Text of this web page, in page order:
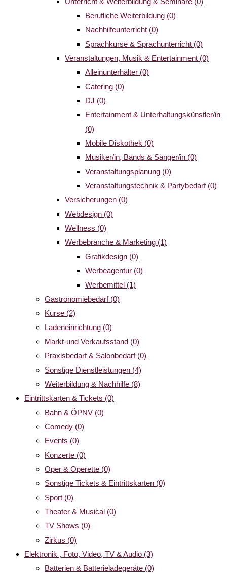
Berufliche Weiterbildung (0)
Nachhilfeunterricht (0)
Sprachkurse & Sprachunterricht (0)
Veranstaltungen, Musik & Entertainment (0)
Alleinunterhalter (0)
Catering (0)
DJ (0)
Entertainment & Unterhaltungskünstler/in
(0)
Mobile Diskothek (0)
Musiker/in, Bands & Sänger/in (0)
Veranstaltungsplanung (0)
Veranstaltungstechnik & Partybedarf (0)
Versicherungen (0)
Webdesign (0)
Wellness (0)
Werbebranche & Marketing (1)
Grafikdesign (0)
Werbeagentur (0)
Werbemittel (1)
Gastronomiebedarf (0)
Kurse (2)
Ladeneinrichtung (0)
Markt-und Verkaufsstand (0)
Praxisbedarf & Salonbedarf (0)
Sonstige Dienstleistungen (4)
Weiterbildung & Nachhilfe (8)
Eintrittskarten & Tickets (0)
Bahn & ÖPNV (0)
Comedy (0)
Events (0)
Konzerte (0)
Oper & Operette (0)
Sonstige Tickets & Eintrittskarten (0)
Sport (0)
Theater & Musical (0)
TV Shows (0)
Zirkus (0)
Elektronik , Foto, Video, TV & Audio (3)
Batterien & Batterieladegeräte (0)